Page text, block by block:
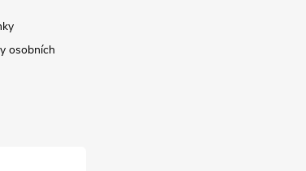
osobních